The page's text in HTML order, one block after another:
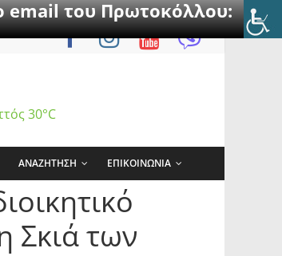
email του Πρωτοκόλλου:
30°C
ΑΝΑΖΗΤΗΣΗ ΕΠΙΚΟΙΝΩΝΙΑ
Σκιά των